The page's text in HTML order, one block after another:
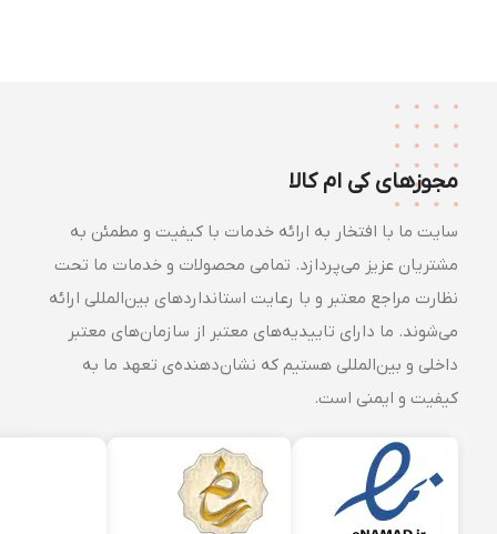
مجوزهای کی ام کالا
سایت ما با افتخار به ارائه خدمات با کیفیت و مطمئن به
مشتریان عزیز می‌پردازد. تمامی محصولات و خدمات ما تحت
نظارت مراجع معتبر و با رعایت استانداردهای بین‌المللی ارائه
می‌شوند. ما دارای تاییدیه‌های معتبر از سازمان‌های معتبر
داخلی و بین‌المللی هستیم که نشان‌دهنده‌ی تعهد ما به
کیفیت و ایمنی است.